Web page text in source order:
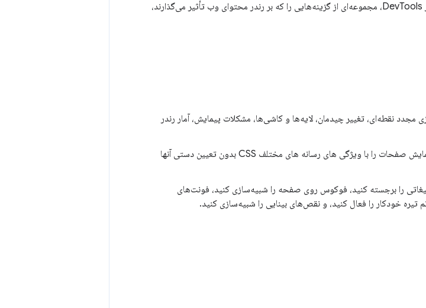
در DevTools، مجموعه‌ای از گزینه‌هایی را که بر رندر محتوای وب تأثیر می‌گذارند،
مجدد نقطه‌ای، تغییر چیدمان، لایه‌ها و کاشی‌ها، مشکلات پیمایش، آمار رندر
نحوه نمایش صفحات را با ویژگی های رسانه های مختلف CSS بدون تعیین دستی آنها
را برجسته کنید، فوکوس روی صفحه را شبیه‌سازی کنید، فونت‌های
خودکار را فعال کنید، و نقص‌های بینایی را شبیه‌سازی کنید.